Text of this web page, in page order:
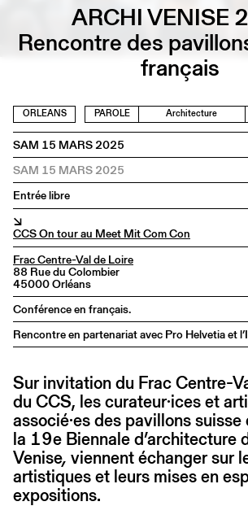
ARCHI VENISE
Rencontre des
français
ORLEANS PAROLE Architecture
SAM 15 MARS 2025
SAM 15 MARS 2025
Entrée libre
↘
CCS On tour au Meet Mit Com Con
Frac Centre-Val de Loire
88 Rue du Colombier
45000 Orléans
Conférence en français.
Rencontre en partenariat avec Pro Helvetia et
Sur invitation du Frac Centre-
du CCS, les curateur·ices et
associé·es des pavillons
la 19e Biennale d’architecture
Venise, viennent échanger sur
artistiques et leurs mises en
expositions.